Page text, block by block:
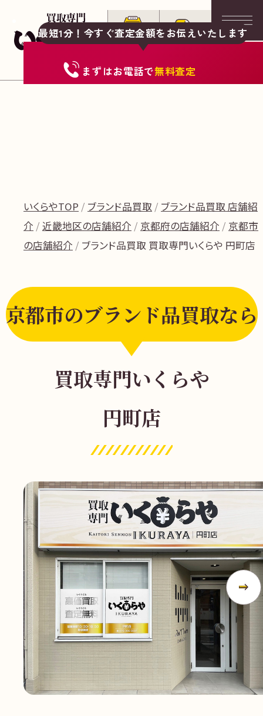
最短1分！今すぐ査定金額をお伝えいたします
まずはお電話で無料査定
無 料
電話で今すぐ無料査定
総合受付 10:00-19:00 （年中無休）/通話料無料
メールで無料相談する
いくらやTOP ブランド品買取
ブランド品買取 店舗紹
介
近畿地区の店舗紹介 京都府の店舗紹介
京都市
の店舗紹介
ブランド品買取 買取専門いくらや 円町店
京都市のブランド品買取なら
買取専門いくらや
円町店